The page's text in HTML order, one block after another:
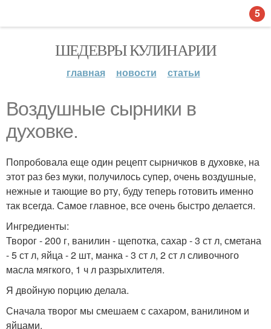
ШЕДЕВРЫ КУЛИНАРИИ
главная новости статьи
Воздушные сырники в
духовке.
Попробовала еще один рецепт сырничков в духовке, на
этот раз без муки, получилось супер, очень воздушные,
нежные и тающие во рту, буду теперь готовить именно
так всегда. Самое главное, все очень быстро делается.
Ингредиенты:
Творог - 200 г, ванилин - щепотка, сахар - 3 ст л, сметана
- 5 ст л, яйца - 2 шт, манка - 3 ст л, 2 ст л сливочного
масла мягкого, 1 ч л разрыхлителя.
Я двойную порцию делала.
Сначала творог мы смешаем с сахаром, ванилином и
яйцами.
5